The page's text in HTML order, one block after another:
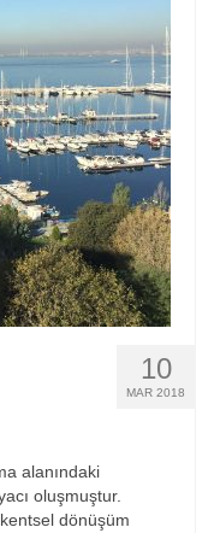
10
MAR 2018
alanındaki
oluşmuştur.
dönüşüm